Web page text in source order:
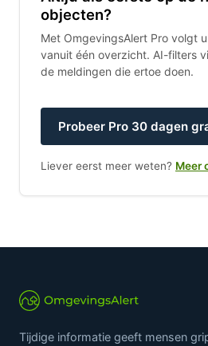
objecten?
Met OmgevingsAlert Pro volgt
vanuit één overzicht. AI-filters
de meldingen die ertoe doen.
Probeer Pro 30 dagen
Liever eerst meer weten? Meer
Tijdige informatie geeft mensen